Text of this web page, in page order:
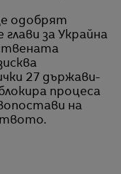
одобрят
за Украйна
27 държави-
процеса
на